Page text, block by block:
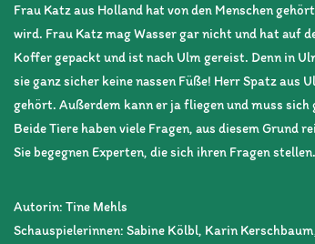
Frau Katz aus Holland hat von den Menschen
wird. Frau Katz mag Wasser gar nicht und hat auf
Koffer gepackt und ist nach Ulm gereist. Denn in
sie ganz sicher keine nassen Füße! Herr Spatz aus
gehört. Außerdem kann er ja fliegen und muss sich
Beide Tiere haben viele Fragen, aus diesem Grund
Sie begegnen Experten, die sich ihren Fragen stellen.
Autorin: Tine Mehls
Schauspielerinnen: Sabine Kölbl, Karin